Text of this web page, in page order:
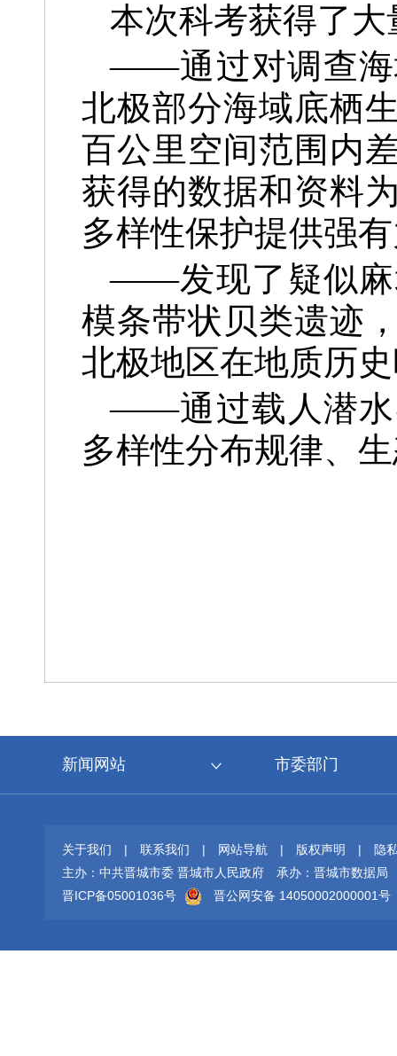
本次科考获得了
——通过对调查海
北极部分海域底栖
百公里空间范围内
获得的数据和资料
多样性保护提供强
——发现了疑似麻
模条带状贝类遗迹
北极地区在地质历
——通过载人潜水
多样性分布规律、
新闻网站 市委部门
关于我们 | 联系我们 | 网站导航 | 版权声明 |
隐
主办：中共晋城市委 晋城市人民政府
承办：晋城市数据局
晋ICP备05001036号
晋公网安备 14050002000001号